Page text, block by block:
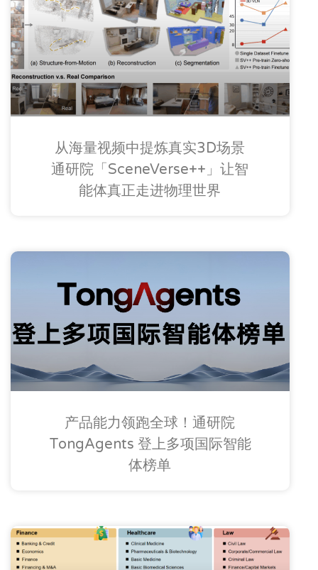
从海量视频中提炼真实3D场景
通研院「SceneVerse++」让智
能体真正走进物理世界
产品能力领跑全球！通研院
TongAgents 登上多项国际智能
体榜单